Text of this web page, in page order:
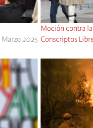
Marzo 2025
Moción contra
Conscriptos